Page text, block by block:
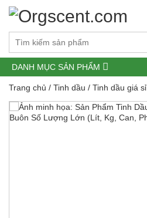
DANH MỤC SẢN PHẨM
Trang chủ / Tinh dầu / Tinh dầu giá sỉ